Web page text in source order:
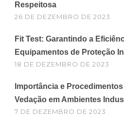
Respeitosa
26 DE DEZEMBRO DE 2023
Fit Test: Garantindo a
Equipamentos de Proteção
18 DE DEZEMBRO DE 2023
Importância e
Vedação em Ambientes
7 DE DEZEMBRO DE 2023